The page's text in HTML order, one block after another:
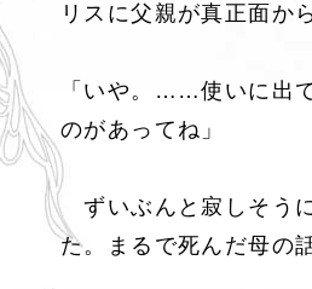
リスに父親が真正面か
「いや。……使いに出
のがあってね」
ずいぶんと寂しそう
た。まるで死んだ母の